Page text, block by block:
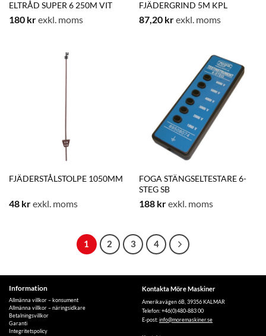
ELTRÅD SUPER 6 250M VIT
180 krexkl. moms
FJÄDERGRIND 5M KPL
87,20 krexkl. moms
FJÄDERSTÅLSTOLPE 1050MM
48 krexkl. moms
FOGA STÄNGSELTESTARE 6-
STEG SB
188 krexkl. moms
1 2 3 4
Information
Allmänna villkor – konsument
Allmänna villkor – näringsidkare
Betalningsvillkor
Garanti
Integritetspolicy
Kontakta Möre Maskiner
Amerikavägen 6B, 39356 KALMAR
Telefon: +46(0)480-883 00
E-post:info@moremaskiner.se